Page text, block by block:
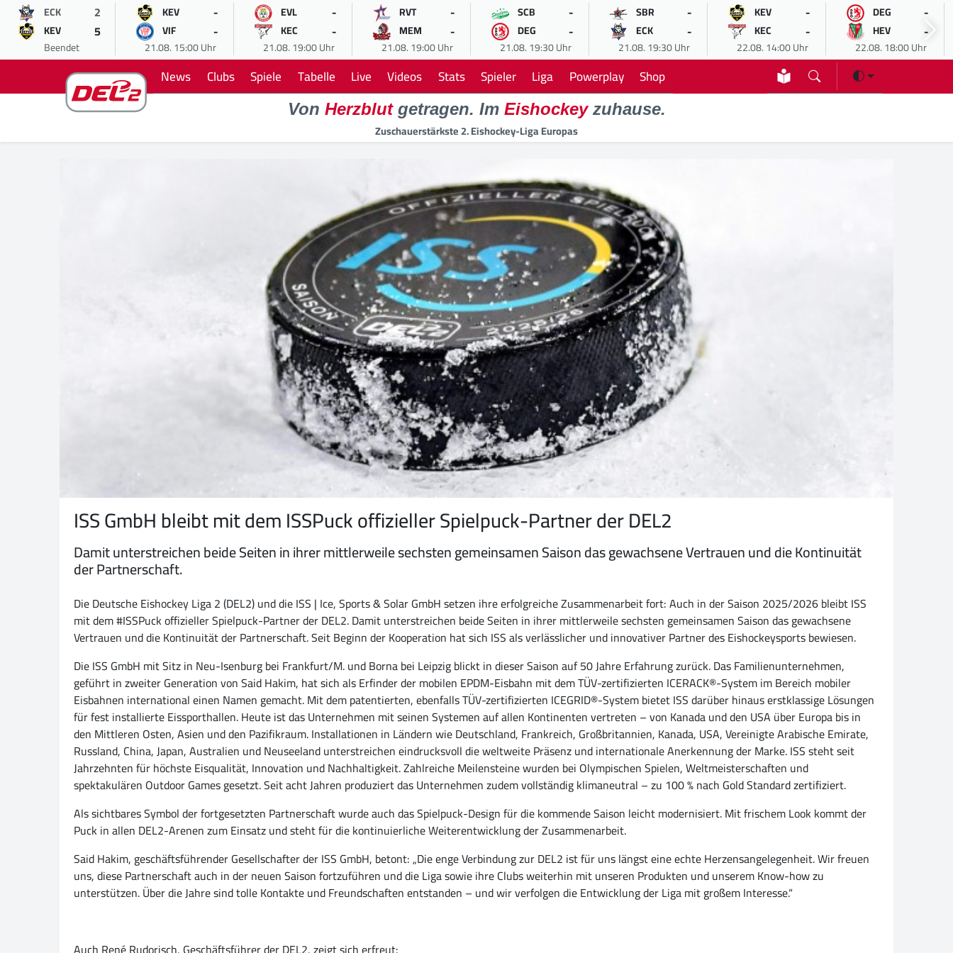
ECK 2
KEV 5
Beendet
KEV -
VIF -
21.08. 15:00 Uhr
EVL -
KEC -
21.08. 19:00 Uhr
RVT -
MEM -
21.08. 19:00 Uhr
SCB -
DEG -
21.08. 19:30 Uhr
SBR -
ECK -
21.08. 19:30 Uhr
KEV -
KEC -
22.08. 14:00 Uhr
DEG -
HEV -
22.08. 18:00 Uhr
News Clubs Spiele Tabelle Live Videos Stats Spieler Liga Powerplay Shop
Von Herzblutgetragen. Im Eishockeyzuhause.
Zuschauerstärkste 2. Eishockey-Liga Europas
ISS GmbH bleibt mit dem ISSPuck offizieller Spielpuck-Partner der DEL2
Damit unterstreichen beide Seiten in ihrer mittlerweile sechsten gemeinsamen Saison das gewachsene Vertrauen und die Kontinuität
der Partnerschaft.
Die Deutsche Eishockey Liga 2 (DEL2) und die ISS | Ice, Sports & Solar GmbH setzen ihre erfolgreiche Zusammenarbeit fort: Auch in der Saison 2025/2026 bleibt ISS
mit dem #ISSPuck offizieller Spielpuck-Partner der DEL2. Damit unterstreichen beide Seiten in ihrer mittlerweile sechsten gemeinsamen Saison das gewachsene
Vertrauen und die Kontinuität der Partnerschaft. Seit Beginn der Kooperation hat sich ISS als verlässlicher und innovativer Partner des Eishockeysports bewiesen.
Die ISS GmbH mit Sitz in Neu-Isenburg bei Frankfurt/M. und Borna bei Leipzig blickt in dieser Saison auf 50 Jahre Erfahrung zurück. Das Familienunternehmen,
geführt in zweiter Generation von Said Hakim, hat sich als Erfinder der mobilen EPDM-Eisbahn mit dem TÜV-zertifizierten ICERACK®-System im Bereich mobiler
Eisbahnen international einen Namen gemacht. Mit dem patentierten, ebenfalls TÜV-zertifizierten ICEGRID®-System bietet ISS darüber hinaus erstklassige Lösungen
für fest installierte Eissporthallen. Heute ist das Unternehmen mit seinen Systemen auf allen Kontinenten vertreten – von Kanada und den USA über Europa bis in
den Mittleren Osten, Asien und den Pazifikraum. Installationen in Ländern wie Deutschland, Frankreich, Großbritannien, Kanada, USA, Vereinigte Arabische Emirate,
Russland, China, Japan, Australien und Neuseeland unterstreichen eindrucksvoll die weltweite Präsenz und internationale Anerkennung der Marke. ISS steht seit
Jahrzehnten für höchste Eisqualität, Innovation und Nachhaltigkeit. Zahlreiche Meilensteine wurden bei Olympischen Spielen, Weltmeisterschaften und
spektakulären Outdoor Games gesetzt. Seit acht Jahren produziert das Unternehmen zudem vollständig klimaneutral – zu 100 % nach Gold Standard zertifiziert.
Als sichtbares Symbol der fortgesetzten Partnerschaft wurde auch das Spielpuck-Design für die kommende Saison leicht modernisiert. Mit frischem Look kommt der
Puck in allen DEL2-Arenen zum Einsatz und steht für die kontinuierliche Weiterentwicklung der Zusammenarbeit.
Said Hakim, geschäftsführender Gesellschafter der ISS GmbH, betont: „Die enge Verbindung zur DEL2 ist für uns längst eine echte Herzensangelegenheit. Wir freuen
uns, diese Partnerschaft auch in der neuen Saison fortzuführen und die Liga sowie ihre Clubs weiterhin mit unseren Produkten und unserem Know-how zu
unterstützen. Über die Jahre sind tolle Kontakte und Freundschaften entstanden – und wir verfolgen die Entwicklung der Liga mit großem Interesse.“